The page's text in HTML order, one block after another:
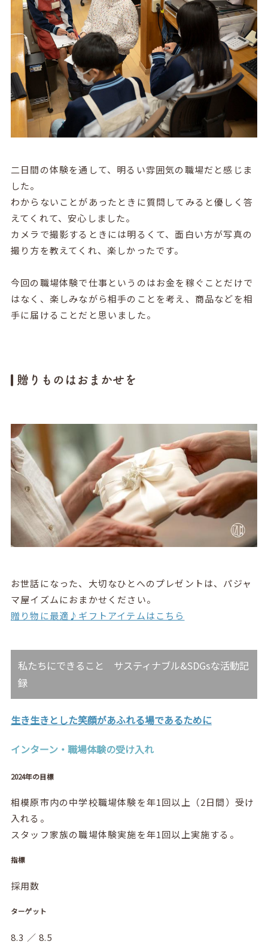
二日間の体験を通して、明るい雰囲気の職場だと感じま
した。
わからないことがあったときに質問してみると優しく答
えてくれて、安心しました。
カメラで撮影するときには明るくて、面白い方が写真の
撮り方を教えてくれ、楽しかったです。
今回の職場体験で仕事というのはお金を稼ぐことだけで
はなく、楽しみながら相手のことを考え、商品などを相
手に届けることだと思いました。
贈りものはおまかせを
お世話になった、大切なひとへのプレゼントは、パジャ
マ屋イズムにおまかせください。
贈り物に最適♪ギフトアイテムはこちら
私たちにできること サスティナブル&SDGsな活動記
録
生き生きとした笑顔があふれる場であるために
インターン・職場体験の受け入れ
2024年の目標
相模原市内の中学校職場体験を年1回以上（2日間）受け
入れる。
スタッフ家族の職場体験実施を年1回以上実施する。
指標
採用数
ターゲット
8.3 ／ 8.5